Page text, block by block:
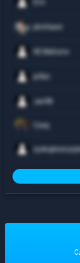
plnchaser
HE Mafumo
jefkin
Jan98
Czaq